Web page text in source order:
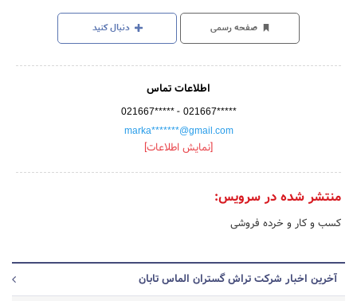
صفحه رسمی دنبال کنید
اطلاعات تماس
021667***** - 021667*****
marka*******@gmail.com
[نمایش اطلاعات]
منتشر شده در سرویس:
کسب و کار و خرده فروشی
آخرین اخبار شرکت تراش گستران الماس تابان